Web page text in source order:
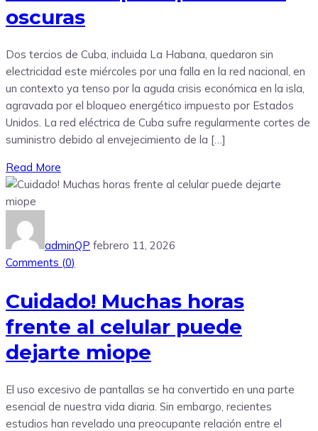
oscuras
Dos tercios de Cuba, incluida La Habana, quedaron sin
electricidad este miércoles por una falla en la red nacional, en
un contexto ya tenso por la aguda crisis económica en la isla,
agravada por el bloqueo energético impuesto por Estados
Unidos. La red eléctrica de Cuba sufre regularmente cortes de
suministro debido al envejecimiento de la […]
Read More
adminQP febrero 11, 2026
Comments (0)
Cuidado! Muchas horas
frente al celular puede
dejarte miope
El uso excesivo de pantallas se ha convertido en una parte
esencial de nuestra vida diaria. Sin embargo, recientes
estudios han revelado una preocupante relación entre el